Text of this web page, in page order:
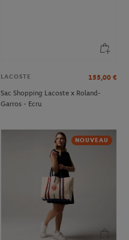
LACOSTE 155,00 €
Sac Shopping Lacoste x Roland-
Garros - Ecru
NOUVEAU